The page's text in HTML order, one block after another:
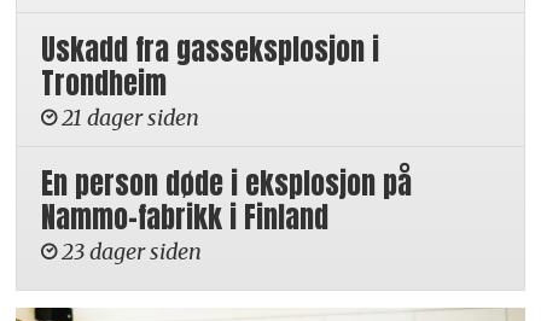
Uskadd fra gasseksplosjon i
Trondheim
21 dager siden
En person døde i eksplosjon på
Nammo-fabrikk i Finland
23 dager siden